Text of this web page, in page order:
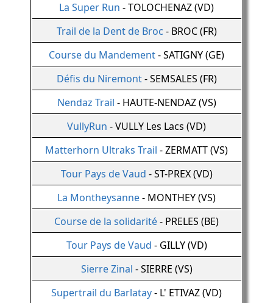
La Super Run - TOLOCHENAZ (VD)
Trail de la Dent de Broc - BROC (FR)
Course du Mandement- SATIGNY (GE)
Défis du Niremont- SEMSALES (FR)
Nendaz Trail - HAUTE-NENDAZ (VS)
VullyRun - VULLY Les Lacs (VD)
Matterhorn Ultraks Trail - ZERMATT (VS)
Tour Pays de Vaud - ST-PREX (VD)
La Montheysanne- MONTHEY (VS)
Course de la solidarité- PRELES (BE)
Tour Pays de Vaud - GILLY (VD)
Sierre Zinal - SIERRE (VS)
Supertrail du Barlatay- L' ETIVAZ (VD)